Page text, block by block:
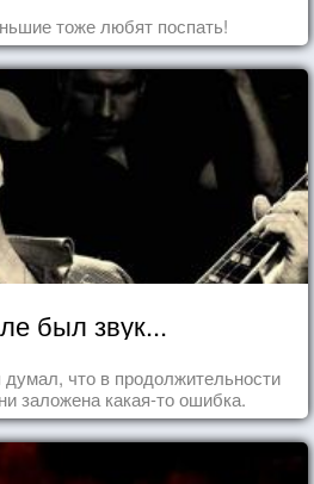
тоже любят поспать!
был звук...
что в продолжительности
заложена какая-то ошибка.